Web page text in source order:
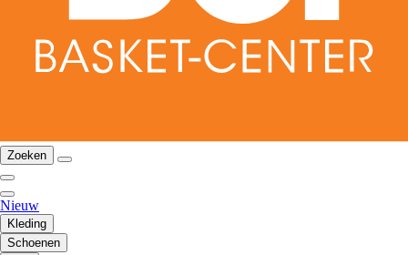
Zoeken
Nieuw
Kleding
Schoenen